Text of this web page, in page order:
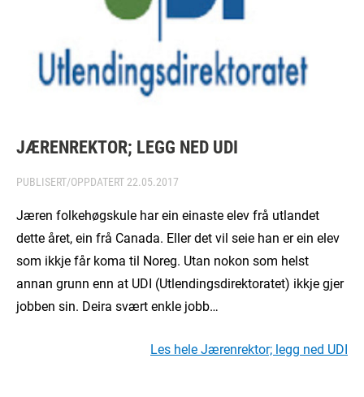
JÆRENREKTOR; LEGG NED UDI
PUBLISERT/OPPDATERT 22.05.2017
Jæren folkehøgskule har ein einaste elev frå utlandet
dette året, ein frå Canada. Eller det vil seie han er ein elev
som ikkje får koma til Noreg. Utan nokon som helst
annan grunn enn at UDI (Utlendingsdirektoratet) ikkje gjer
jobben sin. Deira svært enkle jobb…
Les hele Jærenrektor; legg ned UDI